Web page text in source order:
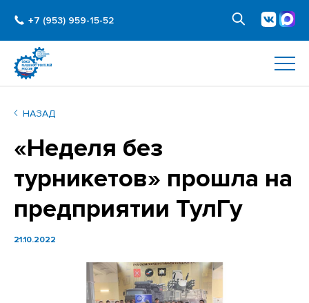
+7 (953) 959-15-52
НАЗАД
«Неделя без
турникетов» прошла на
предприятии ТулГу
21.10.2022